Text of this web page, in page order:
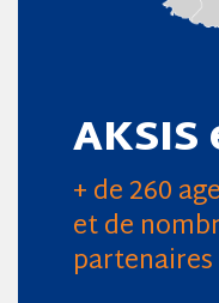
+ de 260
et de
partenaires